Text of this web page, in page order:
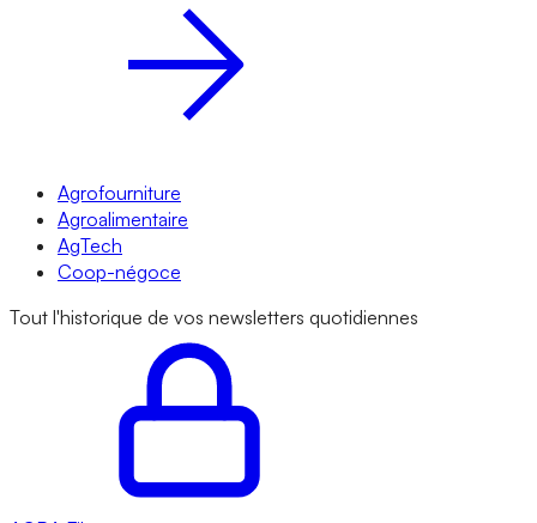
Agrofourniture
Agroalimentaire
AgTech
Coop-négoce
Tout l'historique de vos newsletters quotidiennes